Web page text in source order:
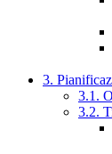
3.
3.1.
3.2.